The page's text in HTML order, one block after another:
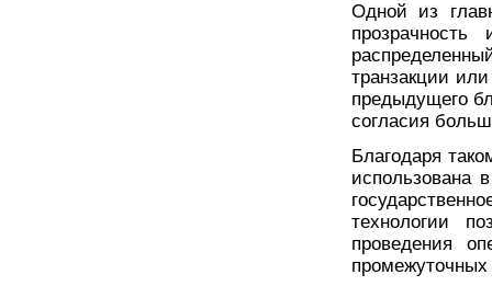
Одной из
прозрачность
транзакции
предыдущего
согласия
Благодаря
использована
технологии
проведения
промежуточных